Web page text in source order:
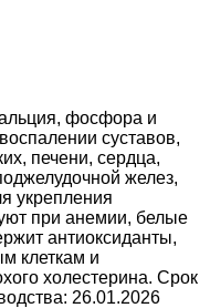
фосфора и
суставов,
печени, сердца,
желез,
укрепления
при анемии, белые
антиоксиданты,
клеткам и
холестерина. Срок
26.01.2026